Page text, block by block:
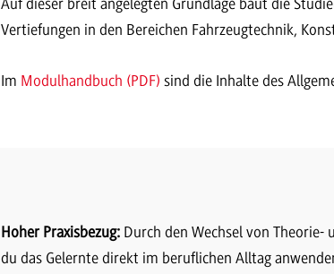
Vertiefungen in den Bereichen Fahrzeugtechnik,
Im Modulhandbuch (PDF) sind die Inhalte des
Hoher Praxisbezug:Durch den Wechsel von Theorie-
du das Gelernte direkt im beruflichen Alltag